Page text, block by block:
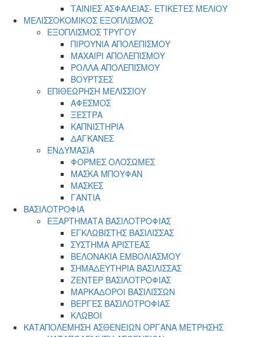
ΤΑΙΝΙΕΣ ΑΣΦΑΛΕΙΑΣ- ΕΤΙΚΕΤΕΣ ΜΕΛΙΟΥ
ΜΕΛΙΣΣΟΚΟΜΙΚΟΣ ΕΞΟΠΛΙΣΜΟΣ
ΕΞΟΠΛΙΣΜΟΣ ΤΡΥΓΟΥ
ΠΙΡΟΥΝΙΑ ΑΠΟΛΕΠΙΣΜΟΥ
ΜΑΧΑΙΡΙ ΑΠΟΛΕΠΙΣΜΟΥ
ΡΟΛΛΑ ΑΠΟΛΕΠΙΣΜΟΥ
ΒΟΥΡΤΣΕΣ
ΕΠΙΘΕΩΡΗΣΗ ΜΕΛΙΣΣΙΟΥ
ΑΦΕΣΜΟΣ
ΞΕΣΤΡΑ
ΚΑΠΝΙΣΤΗΡΙΑ
ΔΑΓΚΑΝΕΣ
ΕΝΔΥΜΑΣΙΑ
ΦΟΡΜΕΣ ΟΛΟΣΩΜΕΣ
ΜΑΣΚΑ ΜΠΟΥΦΑΝ
ΜΑΣΚΕΣ
ΓΑΝΤΙΑ
ΒΑΣΙΛΟΤΡΟΦΙΑ
ΕΞΑΡΤΗΜΑΤΑ ΒΑΣΙΛΟΤΡΟΦΙΑΣ
ΕΓΚΛΩΒΙΣΤΗΣ ΒΑΣΙΛΙΣΣΑΣ
ΣΥΣΤΗΜΑ ΑΡΙΣΤΕΑΣ
ΒΕΛΟΝΑΚΙΑ ΕΜΒΟΛΙΑΣΜΟΥ
ΣΗΜΑΔΕΥΤΗΡΙΑ ΒΑΣΙΛΙΣΣΑΣ
ΖΕΝΤΕΡ ΒΑΣΙΛΟΤΡΟΦΙΑΣ
ΜΑΡΚΑΔΟΡΟΙ ΒΑΣΙΛΙΣΣΩΝ
ΒΕΡΓΕΣ ΒΑΣΙΛΟΤΡΟΦΙΑΣ
ΚΛΩΒΟΙ
ΚΑΤΑΠΟΛΕΜΗΣΗ ΑΣΘΕΝΕΙΩΝ ΟΡΓΑΝΑ ΜΕΤΡΗΣΗΣ